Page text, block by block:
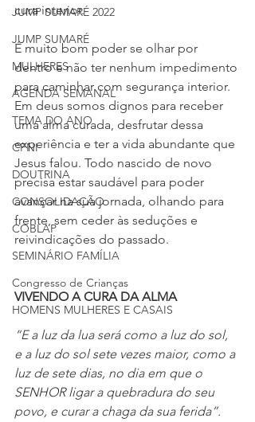
JUMP SUMARÉ 2022
JUMP SUMARÉ
MULHERES
AGENDA SEMANAL
TEMA DO ANO
CFNI
DOUTRINA
CONSOLIDAÇÃO
COBLAP
SEMINÁRIO FAMÍLIA
Congresso de Crianças
HOMENS MULHERES E CASAIS
cura interior.
É muito bom poder se olhar por
dentro e não ter nenhum impedimento
para caminhar com segurança interior.
Em deus somos dignos para receber
uma alma curada, desfrutar dessa
experiência e ter a vida abundante que
Jesus falou. Todo nascido de novo
precisa estar saudável para poder
avançar na sua jornada, olhando para
frente, sem ceder às seduções e
reivindicações do passado.
VIVENDO A CURA DA ALMA
“E a luz da lua será como a luz do sol,
e a luz do sol sete vezes maior, como a
luz de sete dias, no dia em que o
SENHOR ligar a quebradura do seu
povo, e curar a chaga da sua ferida”.